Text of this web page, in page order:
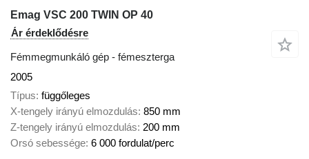
Emag VSC 200 TWIN OP 40
Ár érdeklődésre
Fémmegmunkáló gép - fémeszterga
2005
Típus függőleges
X-tengely irányú elmozdulás 850 mm
Z-tengely irányú elmozdulás 200 mm
Orsó sebessége 6 000 fordulat/perc